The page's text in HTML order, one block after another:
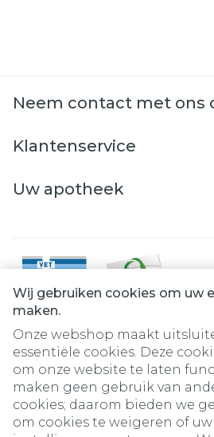
Wij gebruiken cookies om uw
maken.
Onze webshop maakt
essentiële cookies. Deze
om onze website te laten
maken geen gebruik van
cookies; daarom bieden we
om cookies te weigeren of
Neem contact met ons
Klantenservice
Uw apotheek
Juridische links